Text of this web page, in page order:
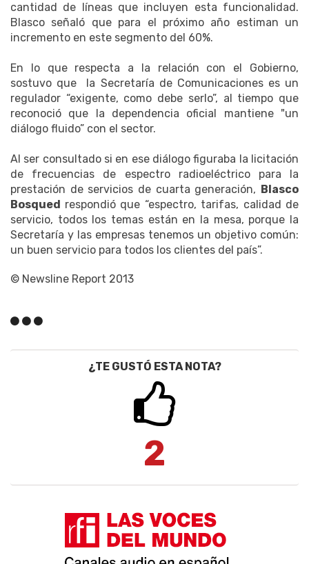
cantidad de líneas que incluyen esta funcionalidad.
Blasco señaló que para el próximo año estiman un
incremento en este segmento del 60%.
En lo que respecta a la relación con el Gobierno,
sostuvo que la Secretaría de Comunicaciones es un
regulador “exigente, como debe serlo”, al tiempo que
reconoció que la dependencia oficial mantiene "un
diálogo fluido” con el sector.
Al ser consultado si en ese diálogo figuraba la licitación
de frecuencias de espectro radioeléctrico para la
prestación de servicios de cuarta generación, Blasco
Bosqued respondió que “espectro, tarifas, calidad de
servicio, todos los temas están en la mesa, porque la
Secretaría y las empresas tenemos un objetivo común:
un buen servicio para todos los clientes del país”.
© Newsline Report 2013
¿TE GUSTÓ ESTA NOTA?
2